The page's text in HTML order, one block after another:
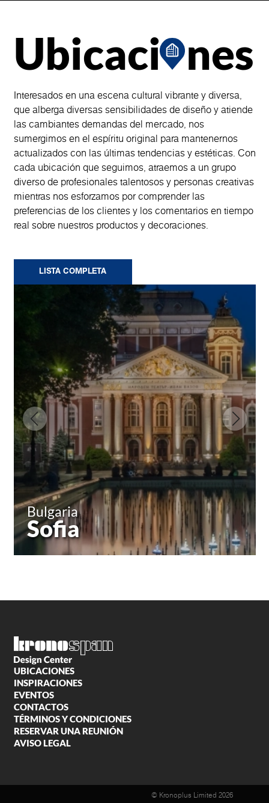
Bulgaria
Sofia
Ubicaci nes
Interesados en una escena cultural vibrante y diversa,
que alberga diversas sensibilidades de diseño y atiende
las cambiantes demandas del mercado, nos
sumergimos en el espíritu original para mantenernos
actualizados con las últimas tendencias y estéticas. Con
cada ubicación que seguimos, atraemos a un grupo
diverso de profesionales talentosos y personas creativas
mientras nos esforzamos por comprender las
preferencias de los clientes y los comentarios en tiempo
real sobre nuestros productos y decoraciones.
LISTA COMPLETA
UBICACIONES
INSPIRACIONES
EVENTOS
CONTACTOS
TÉRMINOS Y CONDICIONES
RESERVAR UNA REUNIÓN
AVISO LEGAL
© Kronoplus Limited 2026